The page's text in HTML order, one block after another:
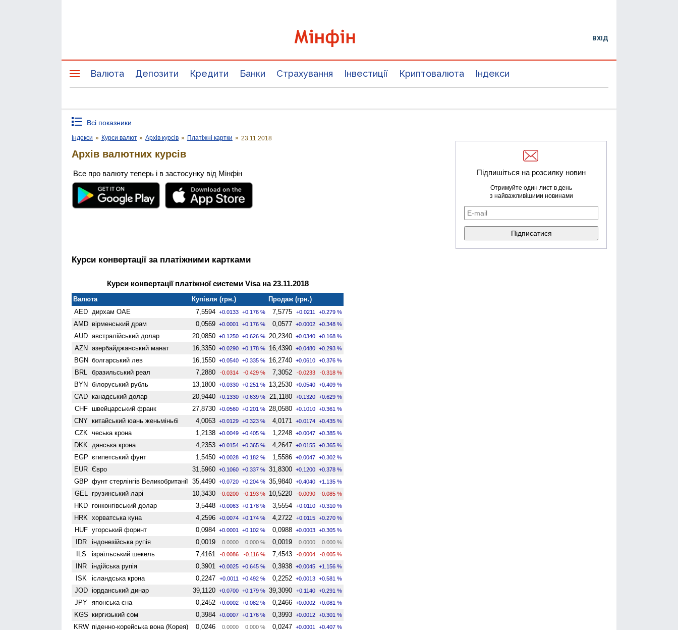
ВХІД
Валюта Депозити Кредити Банки Страхування Інвестиції Криптовалюта Індекси
Всі показники
Індекси » Курси валют » Архів курсів » Платіжні картки » 23.11.2018
Архів валютних курсів
Все про валюту теперь і в застосунку від Мінфін
Курси конвертації за платіжними картками
Курси конвертації платіжної системи Visa на 23.11.2018
Валюта Купівля (грн.)
Продаж (грн.)
AED дирхам ОАЕ 7,5594 +0.0133 +0.176 % 7,5775 +0.0211 +0.279 %
AMD вiрменський драм 0,0569 +0.0001 +0.176 % 0,0577 +0.0002 +0.348 %
AUD австралійський долар 20,0850 +0.1250 +0.626 % 20,2340 +0.0340 +0.168 %
AZN азербайджанський манат 16,3350 +0.0290 +0.178 % 16,4390 +0.0480 +0.293 %
BGN болгарський лев 16,1550 +0.0540 +0.335 % 16,2740 +0.0610 +0.376 %
BRL бразильський реал 7,2880 -0.0314 -0.429 % 7,3052 -0.0233 -0.318 %
BYN білоруський рубль 13,1800 +0.0330 +0.251 % 13,2530 +0.0540 +0.409 %
CAD канадський долар 20,9440 +0.1330 +0.639 % 21,1180 +0.1320 +0.629 %
CHF швейцарський франк 27,8730 +0.0560 +0.201 % 28,0580 +0.1010 +0.361 %
CNY китайський юань женьмiньбi 4,0063 +0.0129 +0.323 % 4,0171 +0.0174 +0.435 %
CZK чеська крона 1,2138 +0.0049 +0.405 % 1,2248 +0.0047 +0.385 %
DKK данська крона 4,2353 +0.0154 +0.365 % 4,2647 +0.0155 +0.365 %
EGP єгипетський фунт 1,5450 +0.0028 +0.182 % 1,5586 +0.0047 +0.302 %
EUR Євро 31,5960 +0.1060 +0.337 % 31,8300 +0.1200 +0.378 %
GBP фунт стерлінгів Велико­британії 35,4490 +0.0720 +0.204 % 35,9840 +0.4040 +1.135 %
GEL грузинський ларі 10,3430 -0.0200 -0.193 % 10,5220 -0.0090 -0.085 %
HKD гонконгівський долар 3,5448 +0.0063 +0.178 % 3,5554 +0.0110 +0.310 %
HRK хорватська куна 4,2596 +0.0074 +0.174 % 4,2722 +0.0115 +0.270 %
HUF угорський форинт 0,0984 +0.0001 +0.102 % 0,0988 +0.0003 +0.305 %
IDR індонезійська рупія 0,0019 0.0000 0.000 % 0,0019 0.0000 0.000 %
ILS ізраїльський шекель 7,4161 -0.0086 -0.116 % 7,4543 -0.0004 -0.005 %
INR індійська рупія 0,3901 +0.0025 +0.645 % 0,3938 +0.0045 +1.156 %
ISK ісландська крона 0,2247 +0.0011 +0.492 % 0,2252 +0.0013 +0.581 %
JOD іорданський динар 39,1120 +0.0700 +0.179 % 39,3090 +0.1140 +0.291 %
JPY японська єна 0,2452 +0.0002 +0.082 % 0,2466 +0.0002 +0.081 %
KGS киргизький сом 0,3984 +0.0007 +0.176 % 0,3993 +0.0012 +0.301 %
KRW піденно-корейська вона (Корея) 0,0246 0.0000 0.000 % 0,0247 +0.0001 +0.407 %
Підпишіться на розсилку новин
Отримуйте один лист в день
з найважливішими новинами